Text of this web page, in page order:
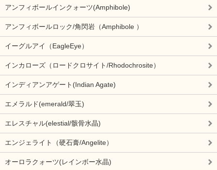
アンフィボールインクォーツ(Amphibole)
アンフィボールロック/角閃岩（Amphibole ）
イーグルアイ（EagleEye）
インカローズ（ロードクロサイト/Rhodochrosite）
インディアンアゲート(Indian Agate)
エメラルド(emerald/翠玉)
エレスチャル(elestial/骸骨水晶)
エンジェライト（硬石膏/Angelite）
オーロラクォーツ(レインボー水晶)